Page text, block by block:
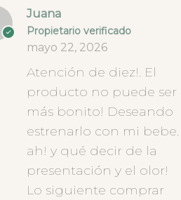
Juana
Propietario verificado
mayo 22, 2026
Atención de diez!. El
producto no puede ser
más bonito! Deseando
estrenarlo con mi bebe.
ah! y qué decir de la
presentación y el olor!
Lo siguiente comprar